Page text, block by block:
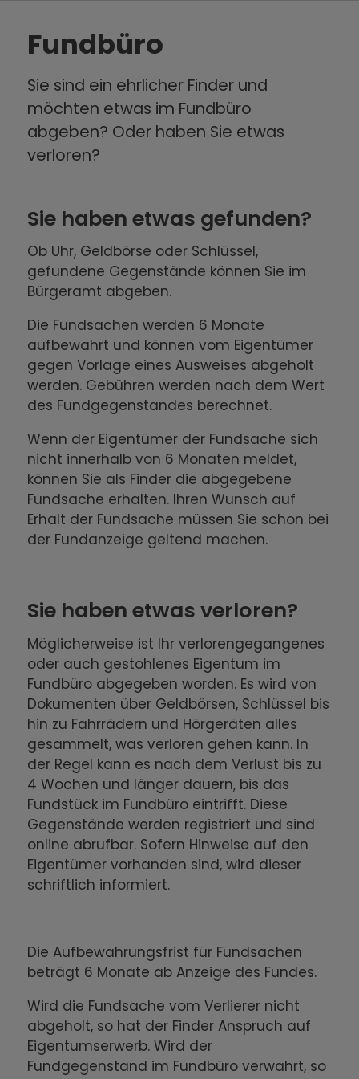
Fundbüro
Sie sind ein ehrlicher Finder und
möchten etwas im Fundbüro
abgeben? Oder haben Sie etwas
verloren?
Sie haben etwas gefunden?
Ob Uhr, Geldbörse oder Schlüssel,
gefundene Gegenstände können Sie im
Bürgeramt abgeben.
Die Fundsachen werden 6 Monate
aufbewahrt und können vom Eigentümer
gegen Vorlage eines Ausweises abgeholt
werden. Gebühren werden nach dem Wert
des Fundgegenstandes berechnet.
Wenn der Eigentümer der Fundsache sich
nicht innerhalb von 6 Monaten meldet,
können Sie als Finder die abgegebene
Fundsache erhalten. Ihren Wunsch auf
Erhalt der Fundsache müssen Sie schon bei
der Fundanzeige geltend machen.
Sie haben etwas verloren?
Möglicherweise ist Ihr verlorengegangenes
oder auch gestohlenes Eigentum im
Fundbüro abgegeben worden. Es wird von
Dokumenten über Geldbörsen, Schlüssel bis
hin zu Fahrrädern und Hörgeräten alles
gesammelt, was verloren gehen kann. In
der Regel kann es nach dem Verlust bis zu
4 Wochen und länger dauern, bis das
Fundstück im Fundbüro eintrifft. Diese
Gegenstände werden registriert und sind
online abrufbar. Sofern Hinweise auf den
Eigentümer vorhanden sind, wird dieser
schriftlich informiert.
Die Aufbewahrungsfrist für Fundsachen
beträgt 6 Monate ab Anzeige des Fundes.
Wird die Fundsache vom Verlierer nicht
abgeholt, so hat der Finder Anspruch auf
Eigentumserwerb. Wird der
Fundgegenstand im Fundbüro verwahrt, so